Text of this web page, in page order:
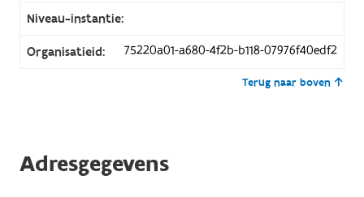
Niveau-instantie:
Organisatieid: 75220a01-a680-4f2b-b118-07976f40edf2
Terug naar boven
Adresgegevens